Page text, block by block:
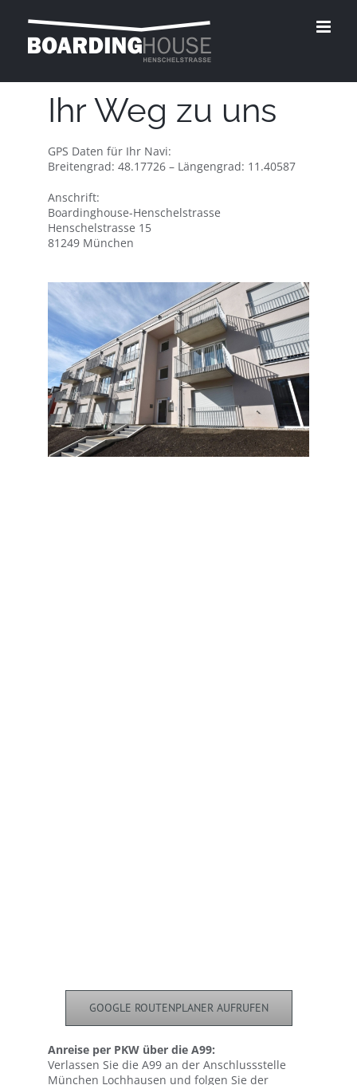
Inhalt
springen
Ihr Weg zu uns
GPS Daten für Ihr Navi:
Breitengrad: 48.17726 – Längengrad: 11.40587
Anschrift:
Boardinghouse-Henschelstrasse
Henschelstrasse 15
81249 München
GOOGLE ROUTENPLANER AUFRUFEN
Anreise per PKW über die A99:
Verlassen Sie die A99 an der Anschlussstelle
München Lochhausen und folgen Sie der